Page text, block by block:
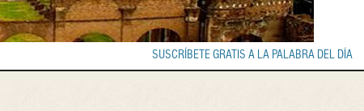
SUSCRÍBETE GRATIS A LA PALABRA DEL DÍA